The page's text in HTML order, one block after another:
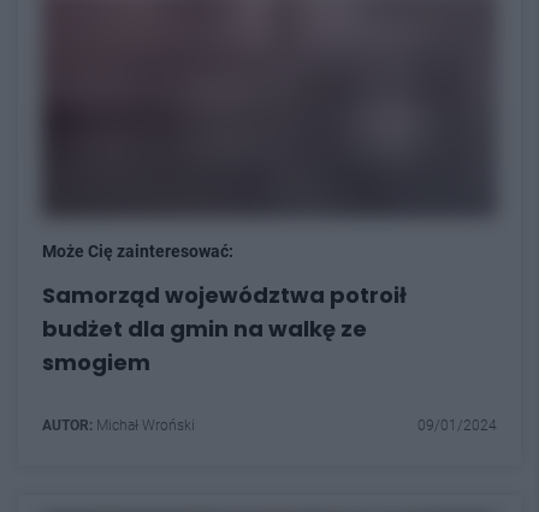
Może Cię zainteresować:
Samorząd województwa potroił
budżet dla gmin na walkę ze
smogiem
AUTOR: Michał Wroński 09/01/2024